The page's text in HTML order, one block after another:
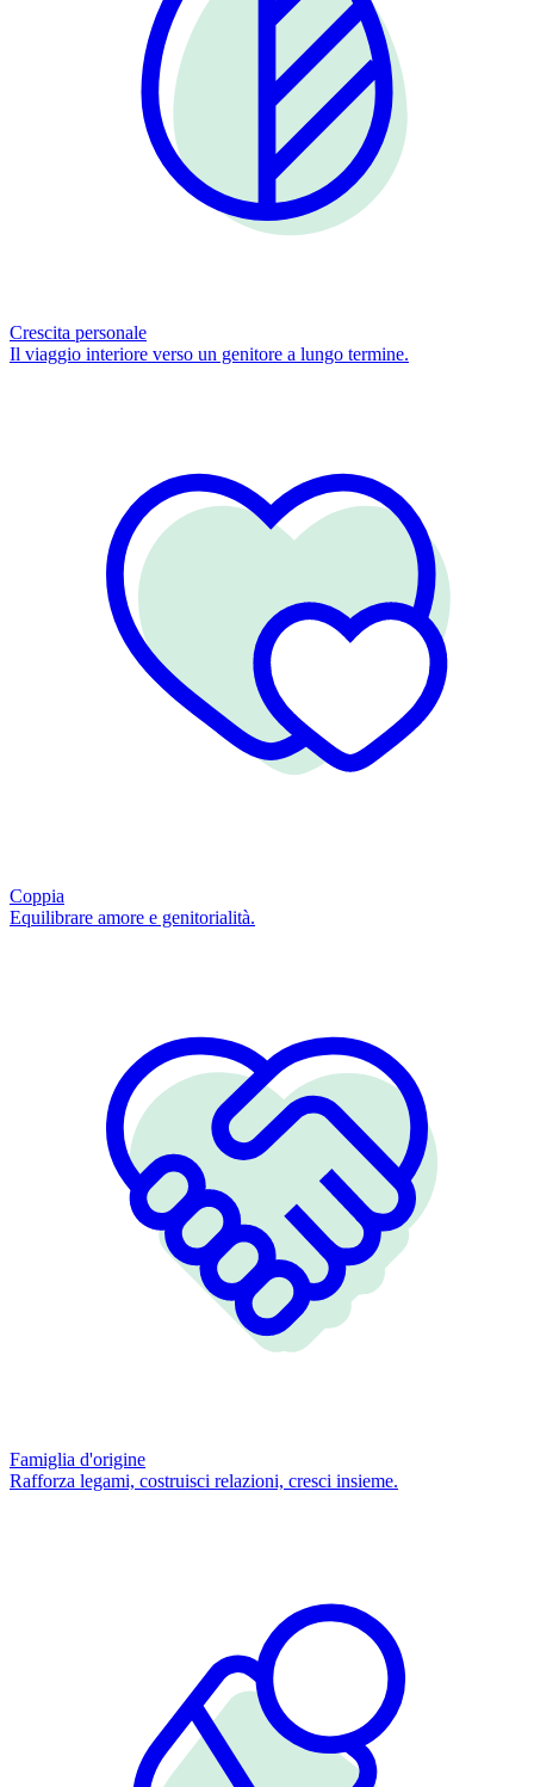
Crescita personale
Il viaggio interiore verso un genitore a lungo termine.
Coppia
Equilibrare amore e genitorialità.
Famiglia d'origine
Rafforza legami, costruisci relazioni, cresci insieme.